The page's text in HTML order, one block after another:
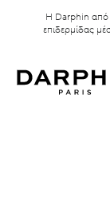
Η Darphin από
επιδερμίδας